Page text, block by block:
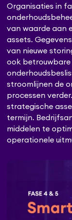
Organisaties in
van waarde aan
assets.
van nieuwe
ook
stroomlijnen de
processen
strategische
termijn.
middelen te
operationele